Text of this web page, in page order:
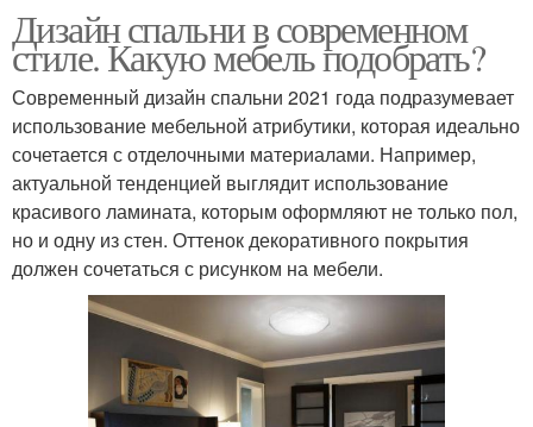
Дизайн спальни в современном
стиле. Какую мебель подобрать?
Современный дизайн спальни 2021 года подразумевает
использование мебельной атрибутики, которая идеально
сочетается с отделочными материалами. Например,
актуальной тенденцией выглядит использование
красивого ламината, которым оформляют не только пол,
но и одну из стен. Оттенок декоративного покрытия
должен сочетаться с рисунком на мебели.